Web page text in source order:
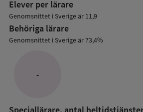
Elever per lärare
Genomsnittet i Sverige är 11,9
Behöriga lärare
Genomsnittet i Sverige är 73,4%
-